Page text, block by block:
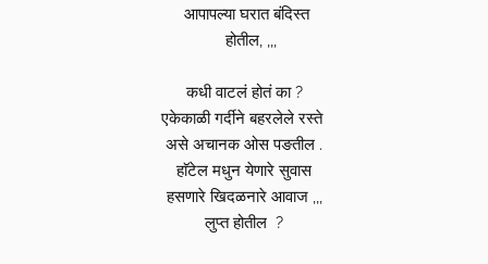
आपापल्या घरात बंदिस्त
होतील, ,,,
कधी वाटलं होतं का ?
एकेकाळी गर्दीने बहरलेले रस्ते
असे अचानक ओस पङतील .
हाॅटेल मधुन येणारे सुवास
हसणारे खिदळनारे आवाज ,,,
लुप्त होतील ?